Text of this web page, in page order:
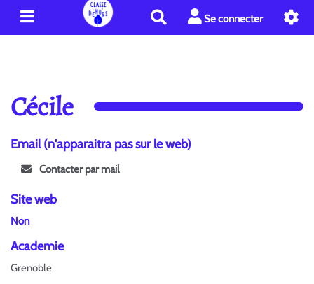
e
c
e
Se connecter
Cécile
Email (n'apparaitra pas sur le web)
Contacter par mail
Site web
Non
Academie
Grenoble